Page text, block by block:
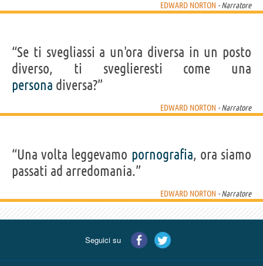
EDWARD NORTON - Narratore
“Se ti svegliassi a un'ora diversa in un posto
diverso, ti sveglieresti come una
persona diversa?”
EDWARD NORTON - Narratore
“Una volta leggevamo pornografia, ora siamo
passati ad arredomania.”
EDWARD NORTON - Narratore
Seguici su